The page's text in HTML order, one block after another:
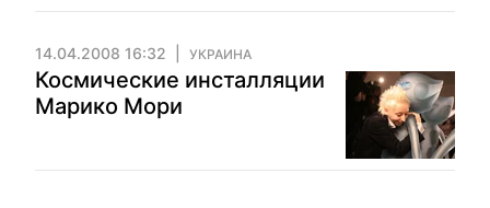
14.04.2008 16:32 УКРАИНА
Космические инсталляции
Марико Мори